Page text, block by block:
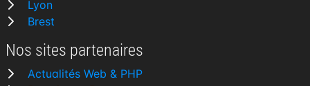
Lyon
Brest
Nos sites partenaires
Actualités Web & PHP